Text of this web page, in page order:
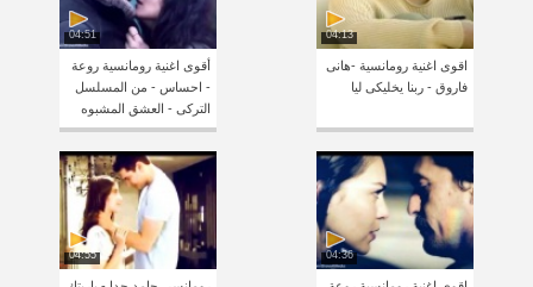
04:13
اقوى اغنية رومانسية -هانى
فاروق - ربنا يخليكى ليا
04:51
أقوى اغنية رومانسية روعة
- احساس - من المسلسل
التركى - العشق المشبوه
04:36
04:55